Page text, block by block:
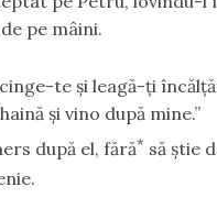
pe mâini.
te şi leagă-ţi
şi vino după mine.”
după el, fără* să ştie